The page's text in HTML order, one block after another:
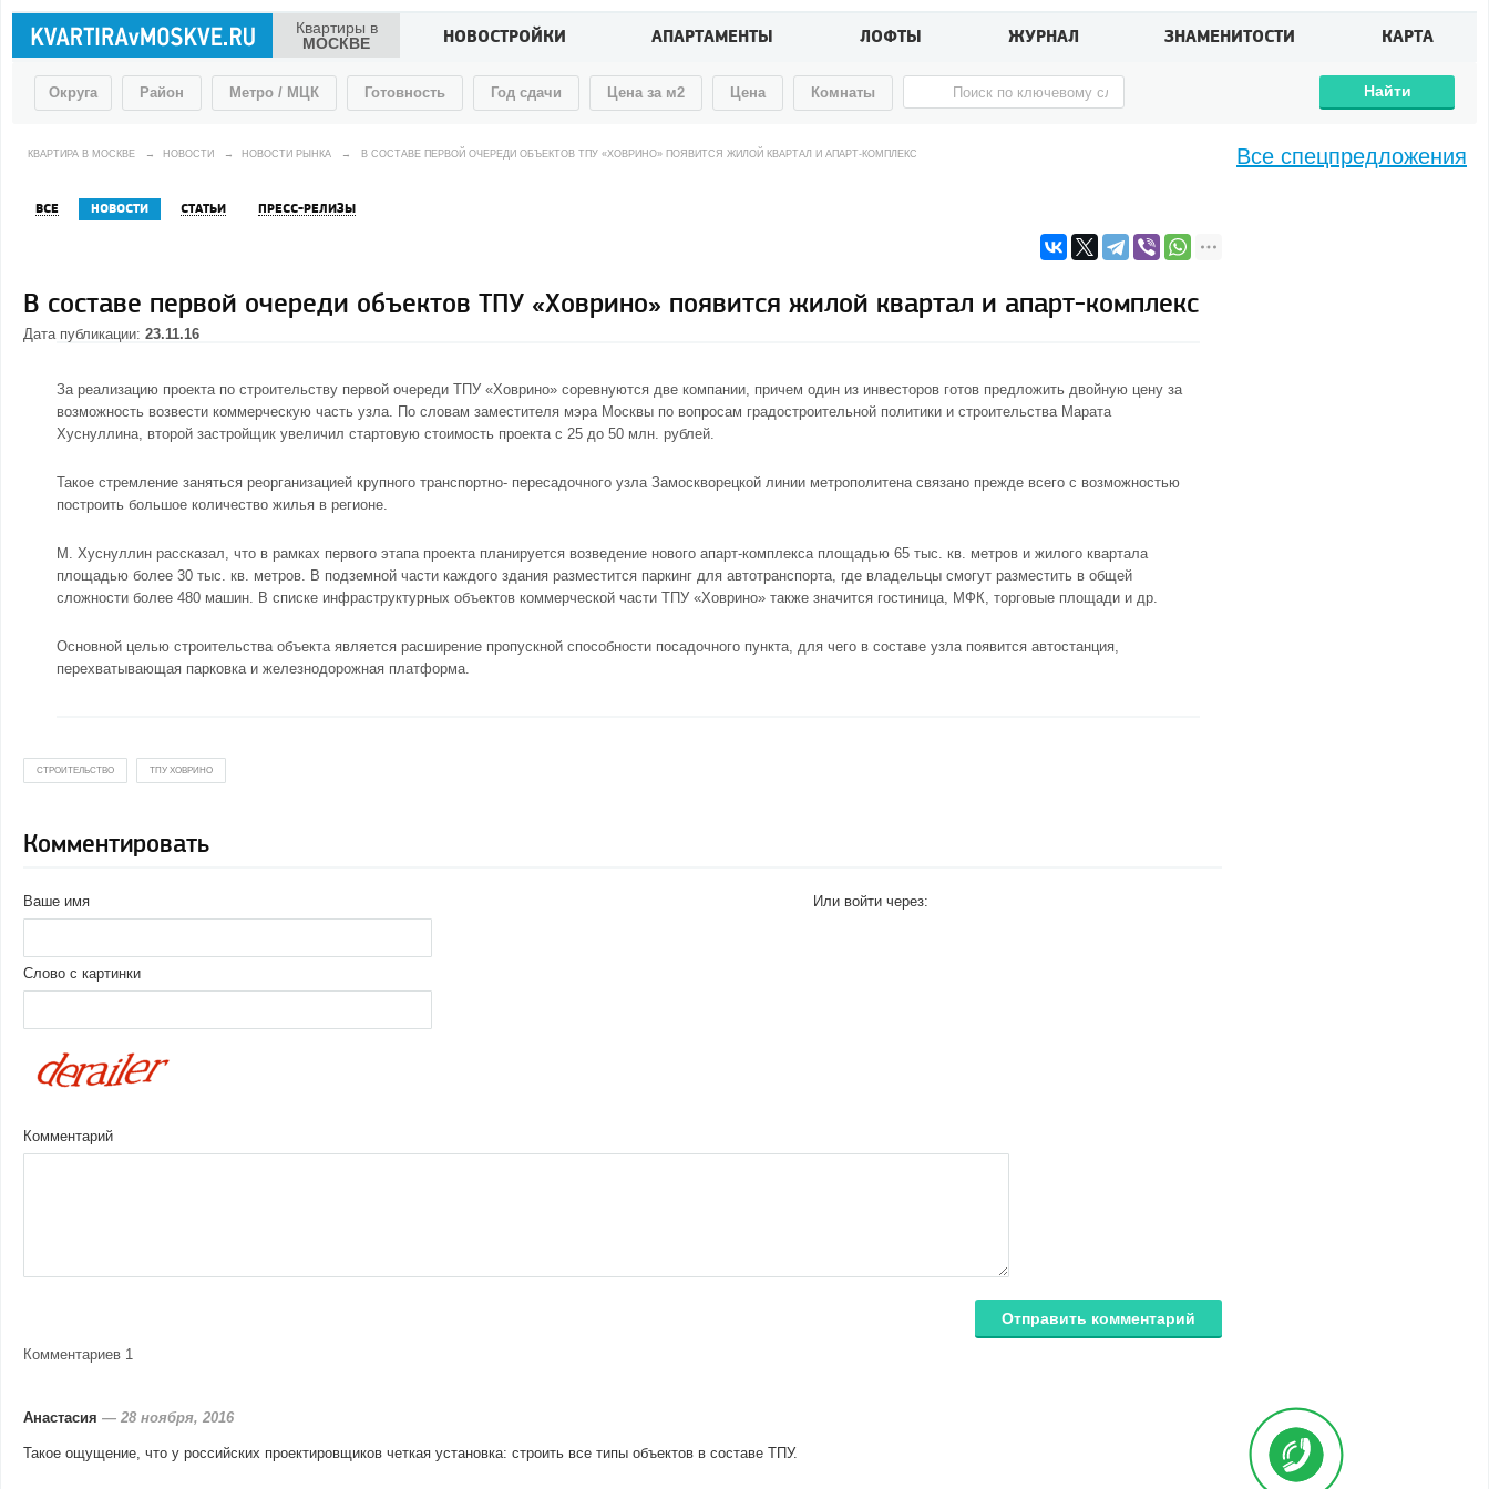
Квартиры в
МОСКВЕ
НОВОСТРОЙКИ АПАРТАМЕНТЫ ЛОФТЫ ЖУРНАЛ ЗНАМЕНИТОСТИ КАРТА
Округа Район Метро / МЦК Готовность Год сдачи Цена за м2 Цена Комнаты Найти
КВАРТИРА В МОСКВЕ → НОВОСТИ → НОВОСТИ РЫНКА → В СОСТАВЕ ПЕРВОЙ ОЧЕРЕДИ ОБЪЕКТОВ ТПУ «ХОВРИНО» ПОЯВИТСЯ ЖИЛОЙ КВАРТАЛ И АПАРТ-КОМПЛЕКС
ВСЕ НОВОСТИ СТАТЬИ ПРЕСС-РЕЛИЗЫ
В составе первой очереди объектов ТПУ «Ховрино» появится жилой квартал и апарт-комплекс
Дата публикации: 23.11.16
За реализацию проекта по строительству первой очереди ТПУ «Ховрино» соревнуются две компании, причем один из инвесторов готов предложить двойную цену за
возможность возвести коммерческую часть узла. По словам заместителя мэра Москвы по вопросам градостроительной политики и строительства Марата
Хуснуллина, второй застройщик увеличил стартовую стоимость проекта с 25 до 50 млн. рублей.
Такое стремление заняться реорганизацией крупного транспортно- пересадочного узла Замоскворецкой линии метрополитена связано прежде всего с возможностью
построить большое количество жилья в регионе.
М. Хуснуллин рассказал, что в рамках первого этапа проекта планируется возведение нового апарт-комплекса площадью 65 тыс. кв. метров и жилого квартала
площадью более 30 тыс. кв. метров. В подземной части каждого здания разместится паркинг для автотранспорта, где владельцы смогут разместить в общей
сложности более 480 машин. В списке инфраструктурных объектов коммерческой части ТПУ «Ховрино» также значится гостиница, МФК, торговые площади и др.
Основной целью строительства объекта является расширение пропускной способности посадочного пункта, для чего в составе узла появится автостанция,
перехватывающая парковка и железнодорожная платформа.
СТРОИТЕЛЬСТВО ТПУ ХОВРИНО
Комментировать
Ваше имя
Слово с картинки
Или войти через:
Комментарий
Отправить комментарий
Комментариев 1
Анастасия — 28 ноября, 2016
Такое ощущение, что у российских проектировщиков четкая установка: строить все типы объектов в составе ТПУ.
Все спецпредложения